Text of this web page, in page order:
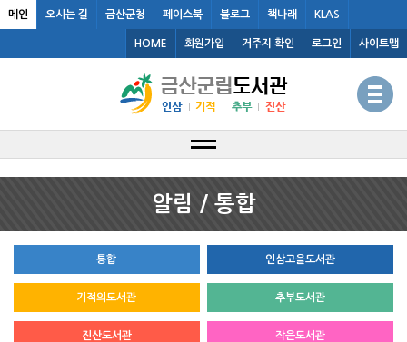
메인 오시는 길 금산군청 페이스북 블로그 책나래 KLAS
HOME 회원가입 거주지 확인 로그인 사이트맵
알림 / 통합
통합 인삼고을도서관
기적의도서관 추부도서관
진산도서관 작은도서관